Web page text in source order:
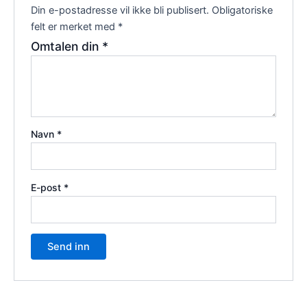
Din e-postadresse vil ikke bli publisert. Obligatoriske
felt er merket med *
Omtalen din *
Navn *
E-post *